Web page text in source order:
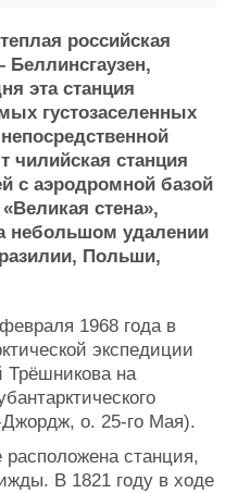
площадка
объявлений
флота
Флот
Галерея флота
Форум
Все службы
российская
Беллинсгаузен,
эта станция
густозаселенных
чилийская станция
с аэродромной базой
стена»,
небольшом удалении
Польши,
1968 года в
экспедиции
Трёшникова на
Джордж, о. 25-го Мая).
расположена станция,
В 1821 году в ходе